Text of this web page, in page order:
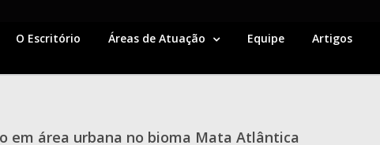
O Escritório Áreas de Atuação Equipe Artigos
em área urbana no bioma Mata Atlântica